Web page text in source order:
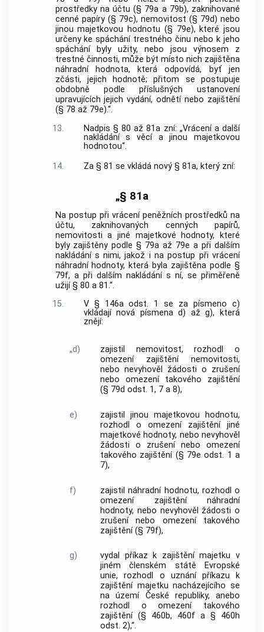
prostředky na účtu (§ 79a a 79b), zaknihované
cenné papíry (§ 79c), nemovitost (§ 79d) nebo
jinou majetkovou hodnotu (§ 79e), které jsou
určeny ke spáchání trestného činu nebo k jeho
spáchání byly užity, nebo jsou výnosem z
trestné činnosti, může být místo nich zajištěna
náhradní hodnota, která odpovídá, byť jen
zčásti, jejich hodnotě; přitom se postupuje
obdobně podle příslušných ustanovení
upravujících jejich vydání, odnětí nebo zajištění
(§ 78 až 79e).“.
13.
Nadpis § 80 až 81a zní: „Vrácení a další
nakládání s věcí a jinou majetkovou
hodnotou“.
14.
Za § 81 se vkládá nový § 81a, který zní:
„§ 81a
Na postup při vrácení peněžních prostředků na
účtu, zaknihovaných cenných papírů,
nemovitosti a jiné majetkové hodnoty, které
byly zajištěny podle § 79a až 79e a při dalším
nakládání s nimi, jakož i na postup při vrácení
náhradní hodnoty, která byla zajištěna podle §
79f, a při dalším nakládání s ní, se přiměřeně
užijí § 80 a 81.“.
15.
V § 146a odst. 1 se za písmeno c)
vkládají nová písmena d) až g), která
znějí:
„d)
zajistil nemovitost, rozhodl o
omezení zajištění nemovitosti,
nebo nevyhověl žádosti o zrušení
nebo omezení takového zajištění
(§ 79d odst. 1, 7 a 8),
e)
zajistil jinou majetkovou hodnotu,
rozhodl o omezení zajištění jiné
majetkové hodnoty, nebo nevyhověl
žádosti o zrušení nebo omezení
takového zajištění (§ 79e odst. 1 a
7),
f)
zajistil náhradní hodnotu, rozhodl o
omezení zajištění náhradní
hodnoty, nebo nevyhověl žádosti o
zrušení nebo omezení takového
zajištění (§ 79f),
g)
vydal příkaz k zajištění majetku v
jiném členském státě Evropské
unie, rozhodl o uznání příkazu k
zajištění majetku nacházejícího se
na území České republiky, anebo
rozhodl o omezení takového
zajištění (§ 460b, 460f a § 460h
odst. 2),“.